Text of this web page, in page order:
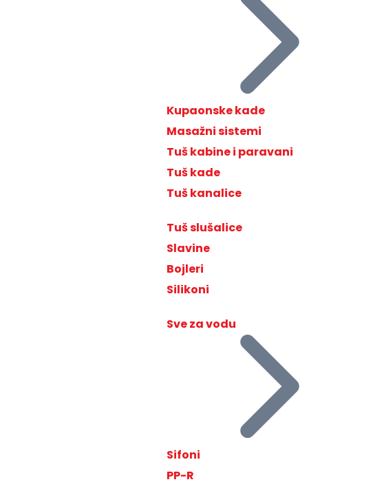
Kupaonske kade
Masažni sistemi
Tuš kabine i paravani
Tuš kade
Tuš kanalice
Tuš slušalice
Slavine
Bojleri
Silikoni
Sve za vodu
Sifoni
PP-R